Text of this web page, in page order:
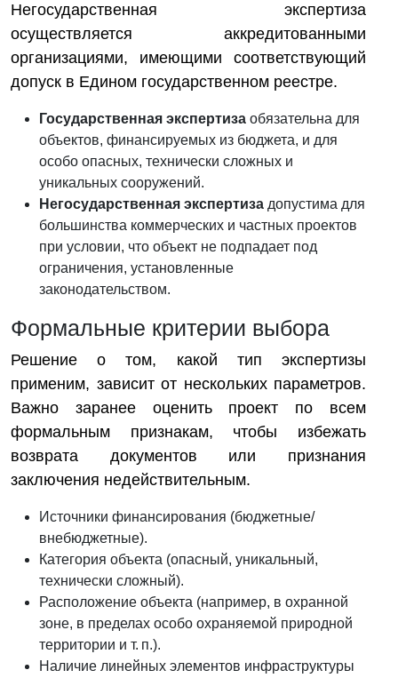
Негосударственная экспертиза
осуществляется аккредитованными
организациями, имеющими соответствующий
допуск в Едином государственном реестре.
Государственная экспертиза обязательна для
объектов, финансируемых из бюджета, и для
особо опасных, технически сложных и
уникальных сооружений.
Негосударственная экспертиза допустима для
большинства коммерческих и частных проектов
при условии, что объект не подпадает под
ограничения, установленные
законодательством.
Формальные критерии выбора
Решение о том, какой тип экспертизы
применим, зависит от нескольких параметров.
Важно заранее оценить проект по всем
формальным признакам, чтобы избежать
возврата документов или признания
заключения недействительным.
Источники финансирования (бюджетные/
внебюджетные).
Категория объекта (опасный, уникальный,
технически сложный).
Расположение объекта (например, в охранной
зоне, в пределах особо охраняемой природной
территории и т. п.).
Наличие линейных элементов инфраструктуры